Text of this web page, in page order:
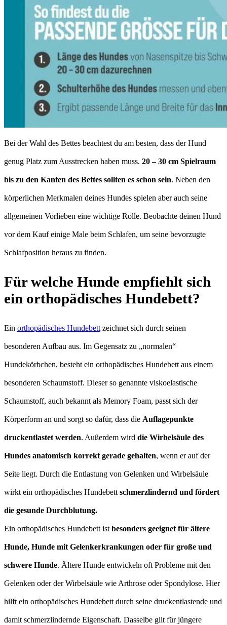
Bei der Wahl des Bettes beachtest du am besten, dass der Hund
genug Platz zum Ausstrecken haben muss. 20 – 30 cm Spielraum
bis zu den Kanten des Bettes sollten es schon sein. Neben den
körperlichen Merkmalen deines Hundes spielen aber auch seine
allgemeinen Vorlieben eine wichtige Rolle. Beobachte deinen Hund
vor dem Kauf einige Male beim Schlafen, um seine bevorzugte
Schlafposition heraus zu finden.
Für welche Hunde empfiehlt sich
ein orthopädisches Hundebett?
Ein orthopädisches Hundebett zeichnet sich durch seinen
besonderen Aufbau aus. Im Gegensatz zu „normalen“
Hundekörbchen, besteht ein orthopädisches Hundebett aus einem
besonderen Schaumstoff. Dieser so genannte viskoelastische
Schaumstoff, auch bekannt als Memory Foam, passt sich der
Körperform an und sorgt so dafür, dass die Auflagepunkte
druckentlastet werden. Außerdem wird die Wirbelsäule des
Hundes anatomisch korrekt gerade gehalten, wenn er auf der
Seite liegt. Durch die Entlastung von Gelenken und Wirbelsäule
wirkt ein orthopädisches Hundebett schmerzlindernd und fördert
die gesunde Durchblutung.
Ein orthopädisches Hundebett ist besonders geeignet für ältere
Hunde, Hunde mit Gelenkerkrankungen oder für große und
schwere Hunde. Ältere Hunde entwickeln oft Probleme mit den
Gelenken oder der Wirbelsäule wie Arthrose oder Spondylose. Hier
hilft ein orthopädisches Hundebett durch seine druckentlastende und
damit schmerzlindernde Eigenschaft. Dasselbe gilt für jüngere